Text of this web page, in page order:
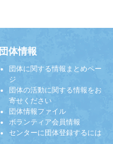
団体情報
団体に関する情報まとめペー
ジ
団体の活動に関する情報をお
寄せください
団体情報ファイル
ボランティア会員情報
センターに団体登録するには